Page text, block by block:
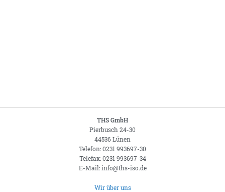
THS GmbH
Pierbusch 24-30
44536 Lünen
Telefon: 0231 993697-30
Telefax: 0231 993697-34
E-Mail: info@ths-iso.de
Wir über uns